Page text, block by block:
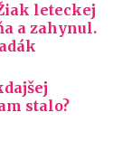
leteckej
a zahynul.
stalo?